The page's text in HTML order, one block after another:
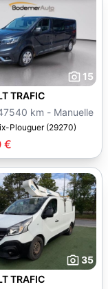
15
€
RENAULT TRAFIC
2023 - 47540 km - Manuelle
Plouguer (29270)
35
RENAULT TRAFIC